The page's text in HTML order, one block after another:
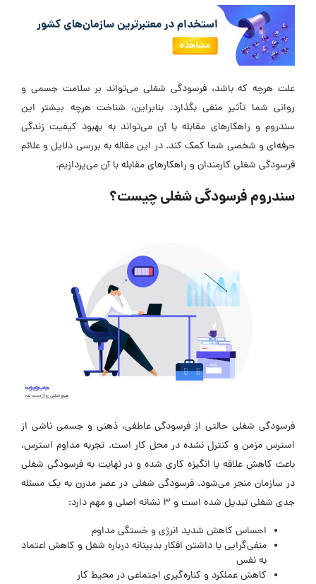
علت هرچه که باشد، فرسودگی شغلی می‌تواند بر سلامت جسمی و
روانی شما تأثیر منفی بگذارد. بنابراین، شناخت هرچه بیشتر این
سندروم و راهکارهای مقابله با آن می‌تواند به بهبود کیفیت زندگی
حرفه‌ای و شخصی شما کمک کند. در این مقاله به بررسی دلایل و علائم
فرسودگی شغلی کارمندان و راهکارهای مقابله با آن می‌پردازیم.
سندروم فرسودگی شغلی چیست؟
فرسودگی شغلی حالتی از فرسودگی عاطفی، ذهنی و جسمی ناشی از
استرس مزمن و کنترل نشده در محل کار است. تجربه مداوم استرس،
باعث کاهش علاقه یا انگیزه کاری شده و در نهایت به فرسودگی شغلی
در سازمان منجر می‌شود. فرسودگی شغلی در عصر مدرن به یک مسئله
جدی شغلی تبدیل شده است و 3 نشانه اصلی و مهم دارد:
احساس کاهش شدید انرژی و خستگی مداوم
منفی‌گرایی یا داشتن افکار بدبینانه درباره شغل و کاهش اعتماد
به نفس
کاهش عملکرد و کناره‌گیری اجتماعی در محیط کار